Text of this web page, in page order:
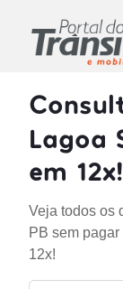
Lagoa
em 12x!
Veja todos os
PB sem
12x!